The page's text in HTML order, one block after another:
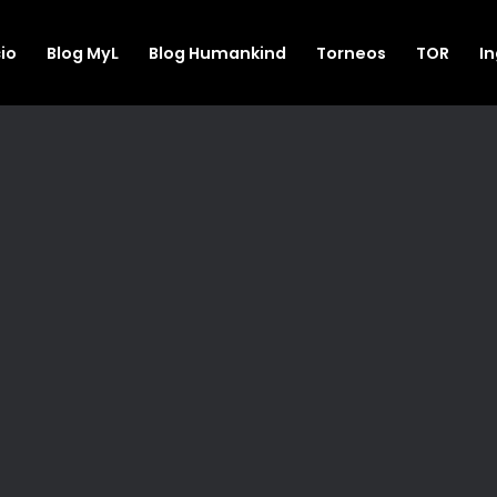
Blog MyL Blog Humankind Torneos TOR